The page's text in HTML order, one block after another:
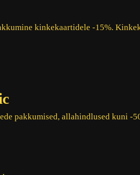
kinkekaartidele -15%.
pakkumised, allahindlused kuni -